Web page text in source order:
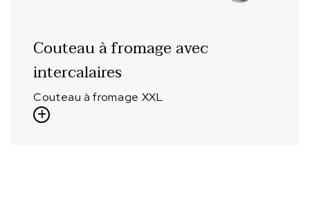
Couteau à fromage avec
intercalaires
Couteau à fromage XXL